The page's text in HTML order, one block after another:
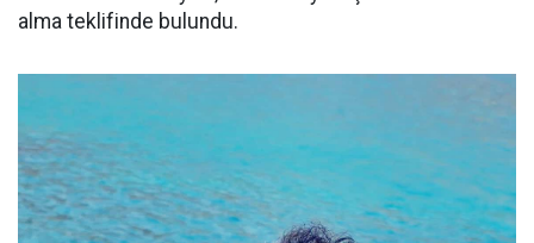
alma teklifinde bulundu.